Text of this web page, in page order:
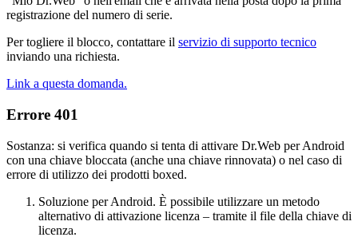
registrazione del numero di serie.
Per togliere il blocco, contattare il servizio di supporto tecnico
inviando una richiesta.
Link a questa domanda.
Errore 401
Sostanza: si verifica quando si tenta di attivare Dr.Web per Android
con una chiave bloccata (anche una chiave rinnovata) o nel caso di
errore di utilizzo dei prodotti boxed.
Soluzione per Android. È possibile utilizzare un metodo
alternativo di attivazione licenza – tramite il file della chiave di
licenza.